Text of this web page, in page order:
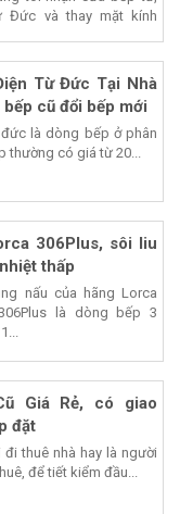
Đức và thay mặt kính
Từ Đức Tại Nhà
cũ đổi bếp mới
là dòng bếp ở phân
thường có giá từ 20...
306Plus, sôi liu
thấp
nấu của hãng Lorca
là dòng bếp 3
Giá Rẻ, có giao
đặt
đi thuê nhà hay là người
để tiết kiểm đầu...